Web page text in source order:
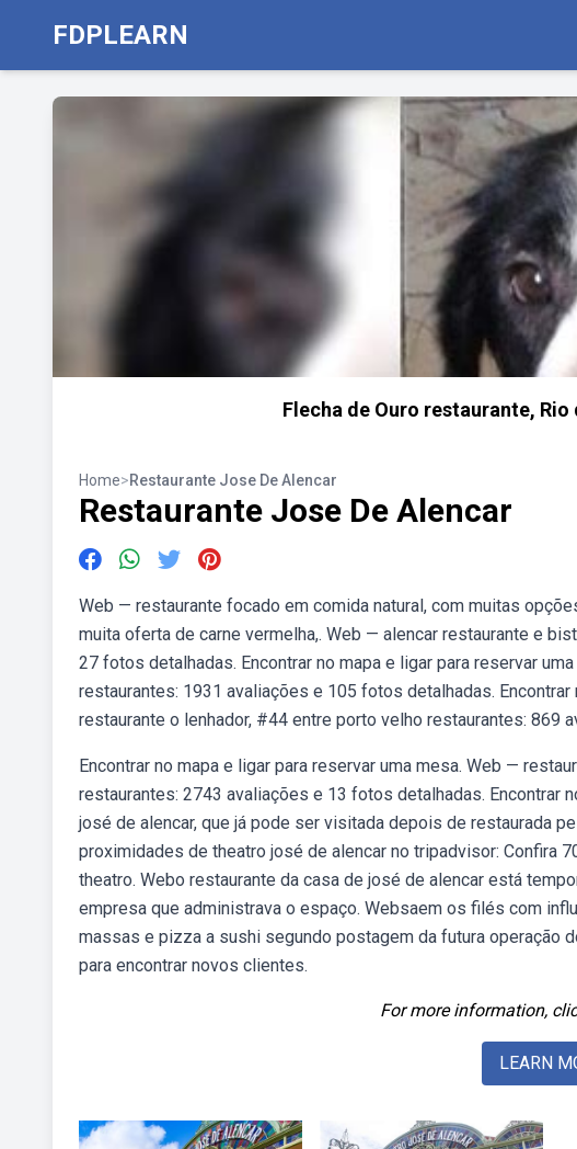
FDPLEARN
Flecha de Ouro restaurante,
Home>Restaurante Jose De Alencar
Restaurante Jose De Alencar
Web — restaurante focado em comida natural, com muitas
muita oferta de carne vermelha,. Web — alencar restaurante e
27 fotos detalhadas. Encontrar no mapa e ligar para reservar
restaurantes: 1931 avaliações e 105 fotos detalhadas.
restaurante o lenhador, #44 entre porto velho restaurantes: 869
Encontrar no mapa e ligar para reservar uma mesa. Web —
restaurantes: 2743 avaliações e 13 fotos detalhadas. Encontrar
josé de alencar, que já pode ser visitada depois de restaurada
proximidades de theatro josé de alencar no tripadvisor: Confira
theatro. Webo restaurante da casa de josé de alencar está
empresa que administrava o espaço. Websaem os filés com
massas e pizza a sushi segundo postagem da futura operação
para encontrar novos clientes.
For more information,
LEARN